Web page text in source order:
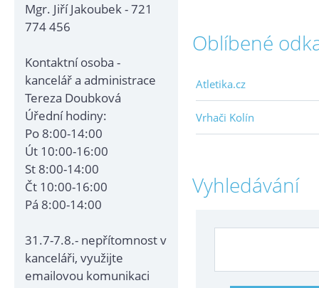
Mgr. Jiří Jakoubek - 721
774 456
Kontaktní osoba -
kancelář a administrace
Tereza Doubková
Úřední hodiny:
Po 8:00-14:00
Út 10:00-16:00
St 8:00-14:00
Čt 10:00-16:00
Pá 8:00-14:00
31.7-7.8.- nepřítomnost v
kanceláři, využijte
emailovou komunikaci
Oblíbené
Atletika.cz
Vrhači Kolín
Vyhledávání